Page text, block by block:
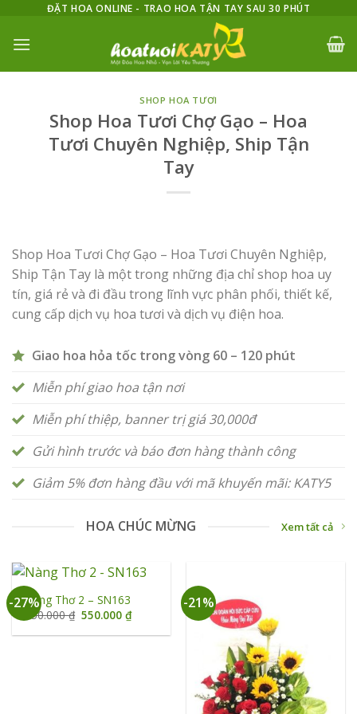
content
ĐẶT HOA ONLINE - TRAO HOA TẬN TAY SAU 30 PHÚT
SHOP HOA TƯƠI
Shop Hoa Tươi Chợ Gạo – Hoa
Tươi Chuyên Nghiệp, Ship Tận
Tay
Shop Hoa Tươi Chợ Gạo – Hoa Tươi Chuyên Nghiệp,
Ship Tận Tay là một trong những địa chỉ shop hoa uy
tín, giá rẻ và đi đầu trong lĩnh vực phân phối, thiết kế,
cung cấp dịch vụ hoa tươi và dịch vụ điện hoa.
Giao hoa hỏa tốc trong vòng 60 – 120 phút
Miễn phí giao hoa tận nơi
Miễn phí thiệp, banner trị giá 30,000đ
Gửi hình trước và báo đơn hàng thành công
Giảm 5% đơn hàng đầu với mã khuyến mãi: KATY5
HOA CHÚC MỪNG Xem tất cả
-27%Nàng Thơ 2 – SN163
750.000₫ Giá
gốc
là:
550.000₫Giá
tại
-21%